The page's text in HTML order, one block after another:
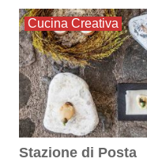
Cucina Creativa
Stazione di Posta